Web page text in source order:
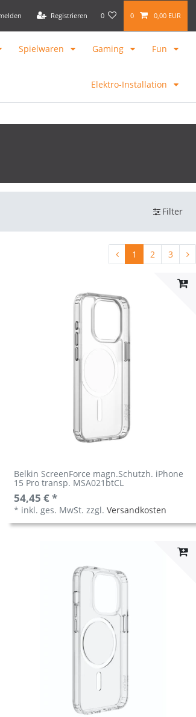
Registrieren 0 0 0,00 EUR
Spielwaren Gaming Fun
Elektro-Installation
Filter
1 2 3
Belkin ScreenForce magn.Schutzh. iPhone
15 Pro transp. MSA021btCL
54,45 € *
* inkl. ges. MwSt. zzgl. Versandkosten